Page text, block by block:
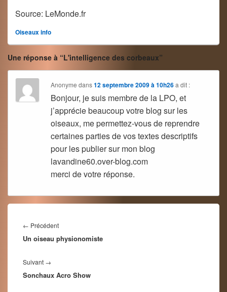
Source: LeMonde.fr
Oiseaux info
Une réponse à “L'intelligence des corbeaux”
Anonyme dans12 septembre 2009 à 10h26 a dit :
Bonjour, je suis membre de la LPO, et
j’apprécie beaucoup votre blog sur les
oiseaux, me permettez-vous de reprendre
certaines parties de vos textes descriptifs
pour les publier sur mon blog
lavandine60.over-blog.com
merci de votre réponse.
de
l’article
← PrécédentArticle
précédent :
Un oiseau physionomiste
Suivant →
suivant :
Sonchaux Acro Show